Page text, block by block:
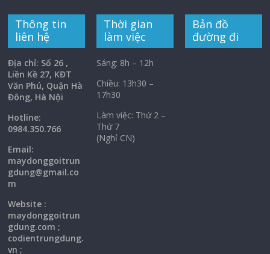
Thông tin
liên hệ
Địa chỉ: Số 26 ,
Liền Kề 27, KĐT
Văn Phú, Quận Hà
Đông, Hà Nội
Hotline:
0984.350.766
Email:
maydonggoitrun
gdung@gmail.co
m
Website :
maydonggoitrun
gdung.com ;
codientrungdung.
vn ;
Thời gian
làm việc
Sáng: 8h – 12h
Chiều: 13h30 –
17h30
Làm việc: Thứ 2 –
Thứ 7
(Nghỉ CN)
Bản đồ
đường đi